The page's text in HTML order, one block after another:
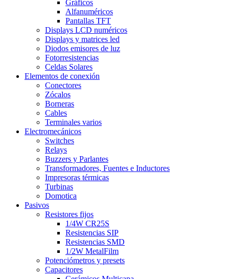
Gráficos
Alfanuméricos
Pantallas TFT
Displays LCD numéricos
Displays y matrices led
Diodos emisores de luz
Fotorresistencias
Celdas Solares
Elementos de conexión
Conectores
Zócalos
Borneras
Cables
Terminales varios
Electromecánicos
Switches
Relays
Buzzers y Parlantes
Transformadores, Fuentes e Inductores
Impresoras térmicas
Turbinas
Domotica
Pasivos
Resistores fijos
1/4W CR25S
Resistencias SIP
Resistencias SMD
1/2W MetalFilm
Potenciómetros y presets
Capacitores